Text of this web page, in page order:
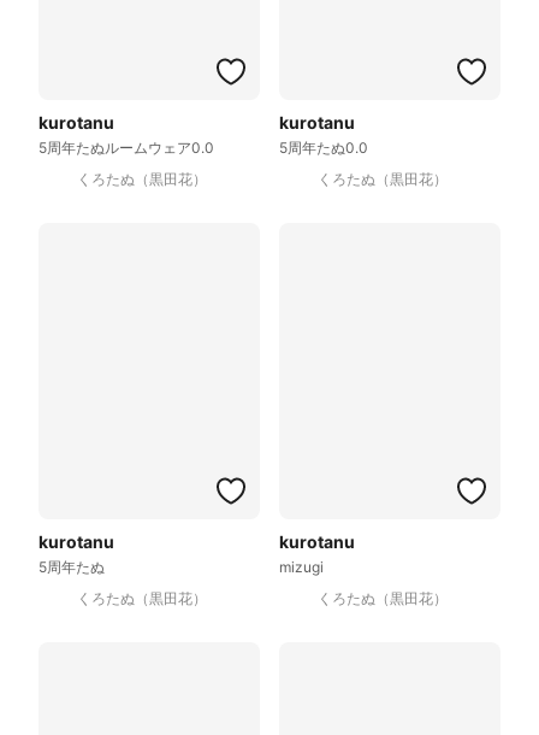
kurotanu
5周年たぬルームウェア0.0
くろたぬ（黒田花）
kurotanu
5周年たぬ0.0
くろたぬ（黒田花）
kurotanu
5周年たぬ
くろたぬ（黒田花）
kurotanu
mizugi
くろたぬ（黒田花）